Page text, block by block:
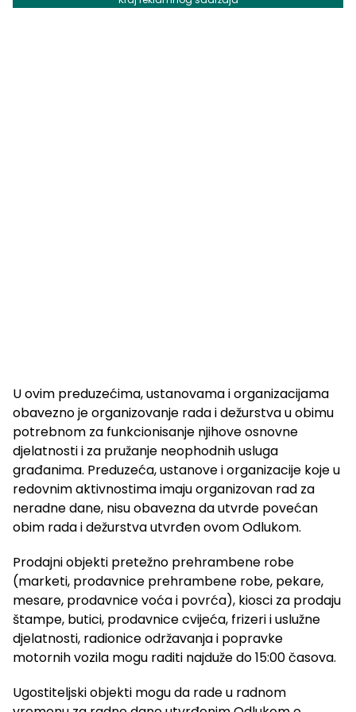
U ovim preduzećima, ustanovama i organizacijama
obavezno je organizovanje rada i dežurstva u obimu
potrebnom za funkcionisanje njihove osnovne
djelatnosti i za pružanje neophodnih usluga
građanima. Preduzeća, ustanove i organizacije koje u
redovnim aktivnostima imaju organizovan rad za
neradne dane, nisu obavezna da utvrde povećan
obim rada i dežurstva utvrđen ovom Odlukom.
Prodajni objekti pretežno prehrambene robe
(marketi, prodavnice prehrambene robe, pekare,
mesare, prodavnice voća i povrća), kiosci za prodaju
štampe, butici, prodavnice cvijeća, frizeri i uslužne
djelatnosti, radionice održavanja i popravke
motornih vozila mogu raditi najduže do 15:00 časova.
Ugostiteljski objekti mogu da rade u radnom